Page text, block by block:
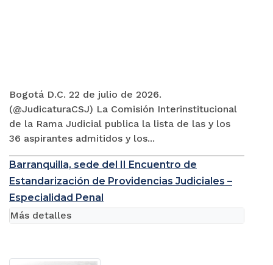
Bogotá D.C. 22 de julio de 2026.
(@JudicaturaCSJ) La Comisión Interinstitucional
de la Rama Judicial publica la lista de las y los
36 aspirantes admitidos y los...
Barranquilla, sede del II Encuentro de
Estandarización de Providencias Judiciales –
Especialidad Penal
Más detalles